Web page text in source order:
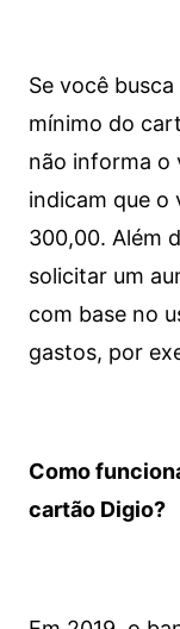
Se você
mínimo do
não informa o
indicam que o
300,00. Além
solicitar um
com base no
gastos, por
Como
cartão Digio?